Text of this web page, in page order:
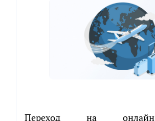
Переход на онлайн-